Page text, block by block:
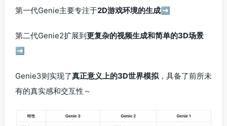
Genie 3 技术特点
1. 实时交互的技术奇迹
Genie 3可以以24fps的速度进行流媒体传输，能够记住物